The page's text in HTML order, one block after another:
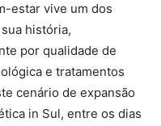
estar vive um dos
história,
por qualidade de
e tratamentos
cenário de expansão
in Sul, entre os dias